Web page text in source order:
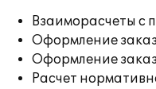
Взаиморасчеты с
Оформление
Оформление
Расчет